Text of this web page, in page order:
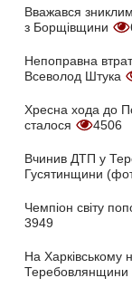
Вважався
з Борщівщини
Непоправна
Всеволод Штука
Хресна хода до
сталося
4506
Вчинив ДТП у
Гусятинщини
Чемпіон світу
3949
На Харківському
Теребовлянщини